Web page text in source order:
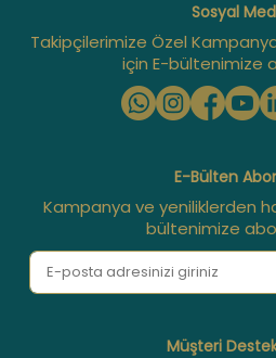
Sosyal
Takipçilerimize Özel
için E-bültenimize
E-Bülten
Kampanya ve yeniliklerden
bültenimize
Müşteri